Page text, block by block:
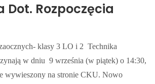
Dot. Rozpoczęcia
klasy 3 LO i 2 Technika
w dniu 9 września (w piątek) o 14:30,
wywieszony na stronie CKU. Nowo